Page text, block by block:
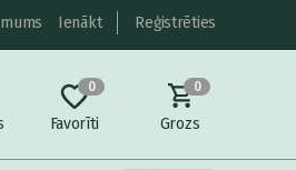
Ienākt Reģistrēties
0
Favorīti
0
Grozs